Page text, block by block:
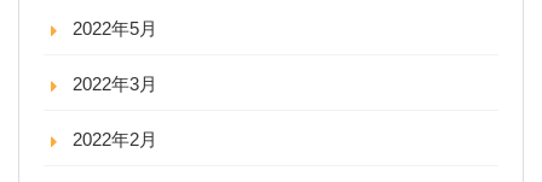
2022年5月
2022年3月
2022年2月